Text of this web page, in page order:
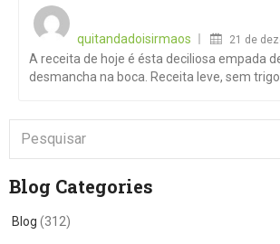
quitandadoisirmaos
21 de
A receita de hoje é ésta deciliosa empada
desmancha na boca. Receita leve, sem trigo
Blog Categories
Blog (312)